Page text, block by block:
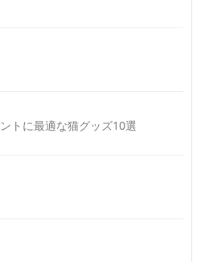
トに最適な猫グッズ10選